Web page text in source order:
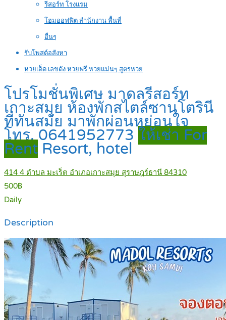
รีสอร์ท โรงแรม
โฮมออฟฟิต สำนักงาน พื้นที่
อื่นๆ
รับโพสต์อสังหา
หวยเด็ด เลขดัง หวยฟรี หวยแม่นๆ สูตรหวย
โปรโมชั่นพิเศษ มาดลรีสอร์ท
เกาะสมุย ห้องพักสไตล์ซานโตรินี
ที่ทันสมัย มาพักผ่อนหย่อนใจ
โทร. 0641952773 ให้เช่า For
Rent Resort, hotel
414 4 ตำบล มะเร็ต อำเภอเกาะสมุย สุราษฎร์ธานี 84310
500฿
Daily
Description